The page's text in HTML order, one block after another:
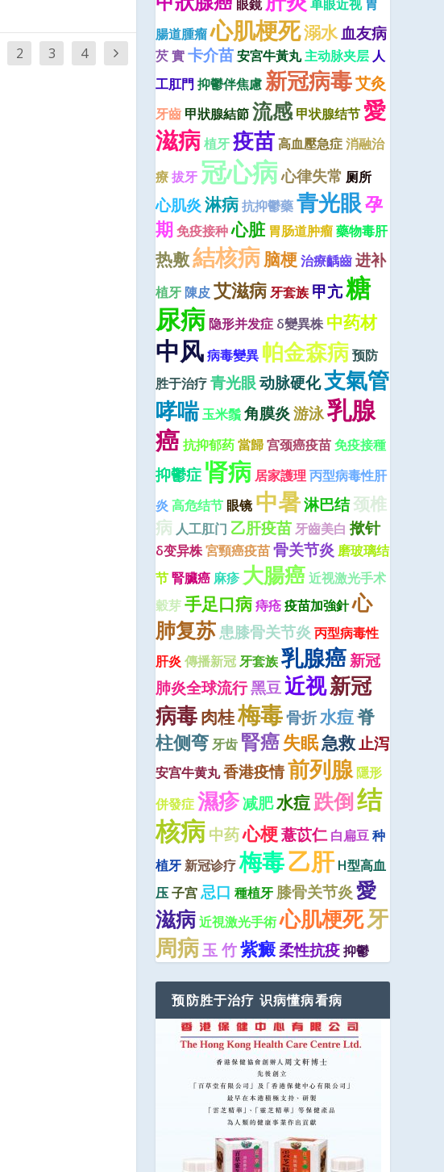
2 3 4
眼鏡 单眼近视 胃
腸道腫瘤心肌梗死溺水血友病
芡 實卡介苗安宮牛黃丸主动脉夹层 人
工肛門 抑鬱伴焦慮新冠病毒艾灸
牙齒 甲狀腺結節流感 甲状腺结节 愛
滋病植牙疫苗高血壓急症消融治
療拔牙 冠心病心律失常 厕所
心肌炎淋病抗抑鬱藥青光眼孕
期免疫接种心脏 胃肠道肿瘤藥物毒肝
热敷結核病脑梗治療齲齒进补
植牙陳皮艾滋病牙套族 甲亢糖
尿病隐形并发症 δ變異株 中药材
中风病毒變異 帕金森病预防
胜于治疗青光眼动脉硬化支氣管
哮喘玉米鬚角膜炎游泳乳腺
癌抗抑郁药當歸宫颈癌疫苗免疫接種
抑鬱症肾病 居家護理 丙型病毒性肝
炎 高危结节 眼镜 中暑淋巴结颈椎
病 人工肛门 乙肝疫苗牙齒美白 揿针
δ变异株宮頸癌疫苗骨关节炎 磨玻璃结
节腎臟癌 麻疹大腸癌近视激光手术
穀芽手足口病痔疮疫苗加強針心
肺复苏患膝骨关节炎 丙型病毒性
肝炎傳播新冠牙套族乳腺癌新冠
肺炎全球流行黑豆近视新冠
病毒肉桂梅毒骨折水痘脊
柱侧弯牙齿 腎癌失眠急救止泻
安宫牛黄丸香港疫情前列腺隱形
併發症濕疹减肥水痘跌倒结
核病中药心梗薏苡仁 白扁豆种
植牙新冠诊疗梅毒乙肝 H型高血
压子宫忌口 種植牙膝骨关节炎愛
滋病近視激光手術心肌梗死牙
周病玉 竹紫癜柔性抗疫抑鬱
预防胜于治疗 识病懂病看病